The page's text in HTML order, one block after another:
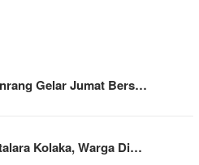
Gelar Jumat Bers…
Kolaka, Warga Di…